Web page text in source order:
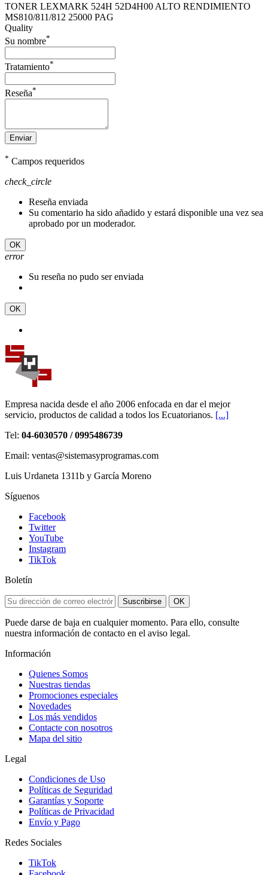
TONER LEXMARK 524H 52D4H00 ALTO RENDIMIENTO
MS810/811/812 25000 PAG
Quality
Su nombre*
Tratamiento*
Reseña*
Enviar
* Campos requeridos
check_circle
Reseña enviada
Su comentario ha sido añadido y estará disponible una vez sea
aprobado por un moderador.
OK
error
Su reseña no pudo ser enviada
OK
Empresa nacida desde el año 2006 enfocada en dar el mejor
servicio, productos de calidad a todos los Ecuatorianos. [...]
Tel: 04-6030570 / 0995486739
Email: ventas@sistemasyprogramas.com
Luis Urdaneta 1311b y García Moreno
Síguenos
Facebook
Twitter
YouTube
Instagram
TikTok
Boletín
Suscribirse OK
Puede darse de baja en cualquier momento. Para ello, consulte
nuestra información de contacto en el aviso legal.
Información
Quienes Somos
Nuestras tiendas
Promociones especiales
Novedades
Los más vendidos
Contacte con nosotros
Mapa del sitio
Legal
Condiciones de Uso
Políticas de Seguridad
Garantías y Soporte
Políticas de Privacidad
Envío y Pago
Redes Sociales
TikTok